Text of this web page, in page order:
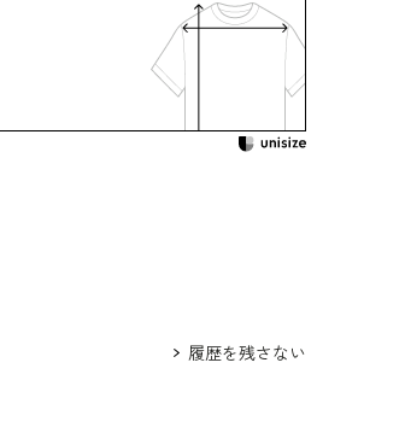
履歴を残さない